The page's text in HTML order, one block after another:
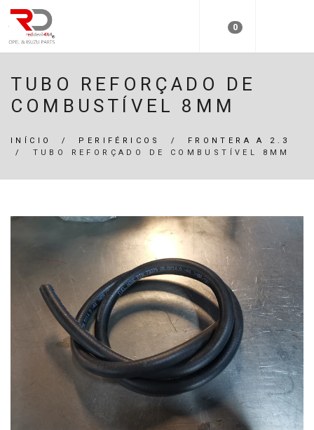
0
TUBO REFORÇADO DE
COMBUSTÍVEL 8MM
INÍCIO / PERIFÉRICOS / FRONTERA A 2.3
/ TUBO REFORÇADO DE COMBUSTÍVEL 8MM